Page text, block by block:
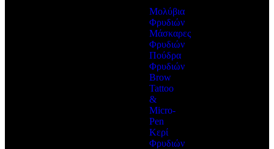
Μολύβια
Φρυδιών
Μάσκαρες
Φρυδιών
Πούδρα
Φρυδιών
Brow
Tattoo
&
Micro-
Pen
Κερί
Φρυδιών